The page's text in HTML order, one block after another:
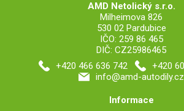
AMD Netolický s.r.o.
Milheimova 826
530 02 Pardubice
IČO: 259 86 465
DIČ: CZ25986465
+420 466 636 742
+420
info@amd-autodily.cz
Informace